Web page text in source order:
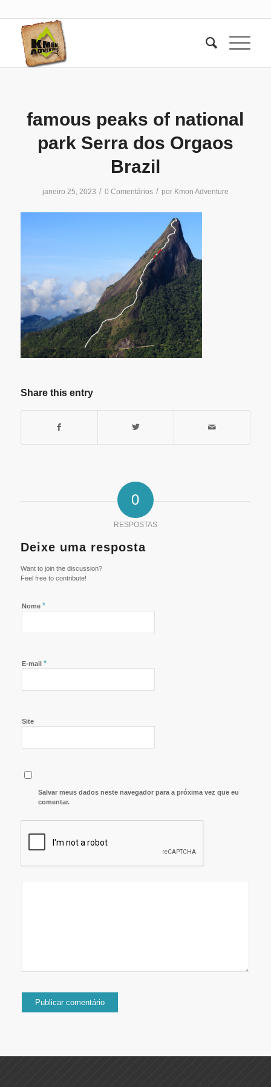
famous peaks of national
park Serra dos Orgaos
Brazil
janeiro 25, 2023 / 0 Comentários / por Kmon Adventure
Share this entry
0
RESPOSTAS
Deixe uma resposta
Want to join the discussion?
Feel free to contribute!
Nome *
E-mail *
Site
Salvar meus dados neste navegador para a próxima vez que eu
comentar.